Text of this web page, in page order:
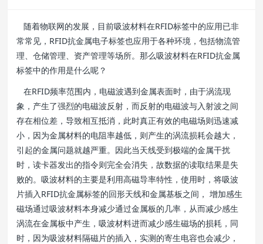
随着物联网的发展，目前吸波材料在RFID标签中的应用已非
常常见，RFID抗金属电子标签也应用于各种环境，包括物流管
理、仓储管理、资产管理等场所。那么吸波材料在RFID抗金属
标签中的作用是什么呢？
在RFID频率范围内，电磁波遇到金属表面时，由于涡流现
象，产生了强烈的电磁波反射，而反射的电磁波与入射波之间
存在相位差，导致相互抵消，此时真正有效的电磁场则迅速减
小，因为金属材料的电阻率越低，则产生的涡流损耗会越大，
引起的金属问题就越严重。因此当天线受到极端的金属干扰
时，读卡器发出的指令则完全会消失，故数据的读取结果是失
败的。吸波材料的主要是利用高磁导率特性，使用时，将吸波
片插入RFID抗金属标签的回形天线和金属基板之间， 增加感生
磁场通过吸波材料本身减少通过金属板的几率，从而减少感生
涡流在金属板中产生，吸波材料进而减少感生磁场的损耗，同
时，因为吸波材料隔磁片的插入，实测的寄生电容也会减少，